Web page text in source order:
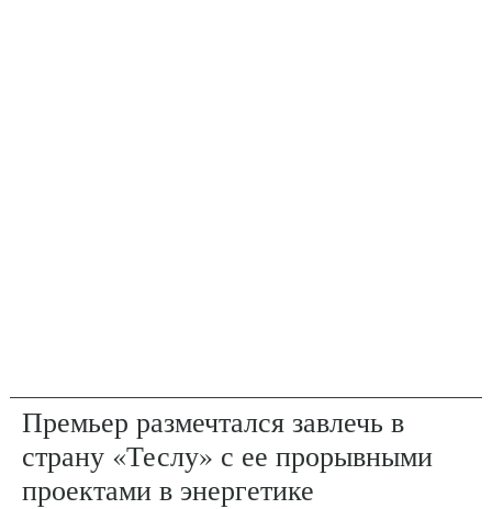
Премьер размечтался завлечь в
страну «Теслу» с ее прорывными
проектами в энергетике